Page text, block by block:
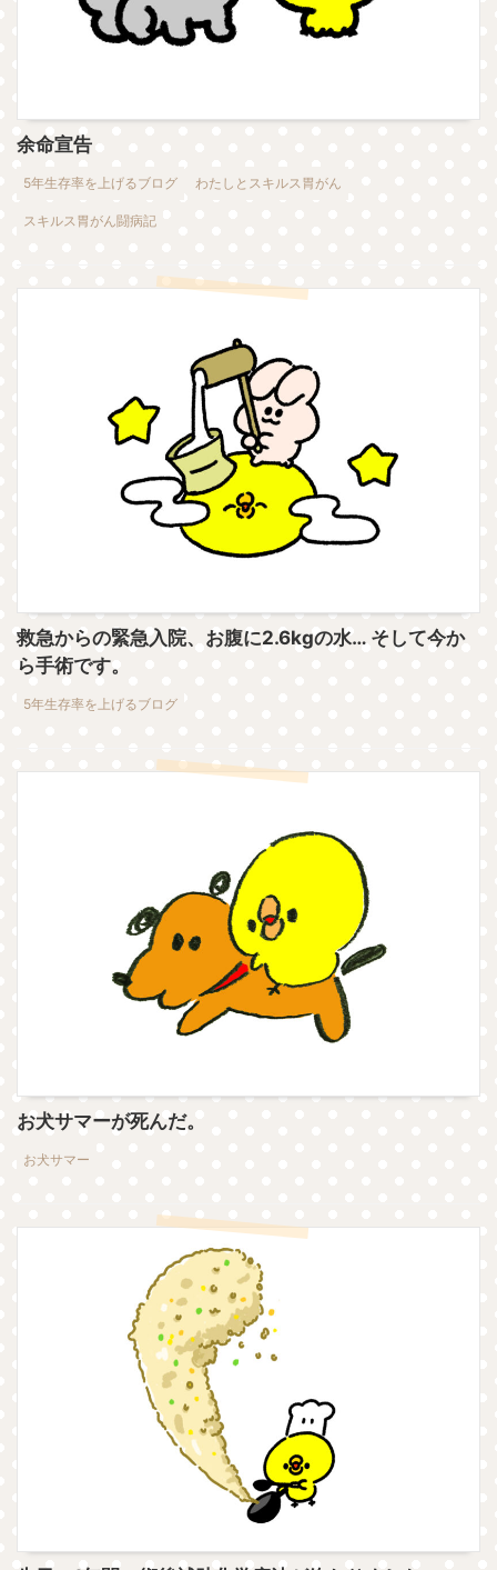
余命宣告
5年生存率を上げるブログ わたしとスキルス胃がん
スキルス胃がん闘病記
救急からの緊急入院、お腹に2.6kgの水… そして今か
ら手術です。
5年生存率を上げるブログ
お犬サマーが死んだ。
お犬サマー